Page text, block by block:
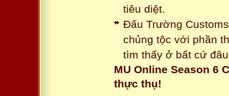
tiêu diệt.
Đấu Trường
chủng tộc với phần
tìm thấy ở bất cứ
MU Online Season 6
thực thụ!